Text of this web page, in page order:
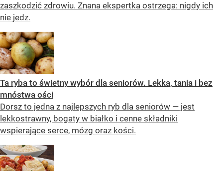
zaszkodzić zdrowiu. Znana ekspertka ostrzega: nigdy ich
nie jedz.
Ta ryba to świetny wybór dla seniorów. Lekka, tania i bez
mnóstwa ości
Dorsz to jedna z najlepszych ryb dla seniorów — jest
lekkostrawny, bogaty w białko i cenne składniki
wspierające serce, mózg oraz kości.